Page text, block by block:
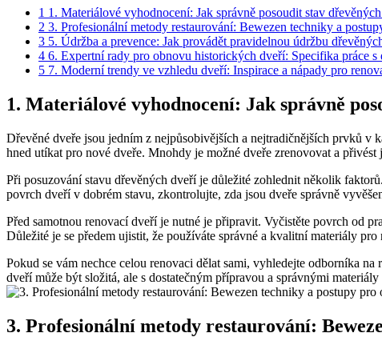
1 1. Materiálové vyhodnocení: Jak správně posoudit stav
2 3. Profesionální metody restaurování: Bewezen techniky a
3 5. Údržba a prevence: Jak provádět pravidelnou údržbu
4 6. Expertní rady pro obnovu historických dveří: Specifika práce
5 7. Moderní trendy ve vzhledu dveří: Inspirace a nápady pro
1. Materiálové vyhodnocení: Jak správně
Dřevěné dveře jsou jedním z nejpůsobivějších a nejtradičnějších prvků v
hned utíkat pro nové dveře. Mnohdy je možné dveře zrenovovat a
Při posuzování stavu dřevěných dveří je důležité zohlednit několik
povrch dveří v dobrém stavu, zkontrolujte, zda jsou dveře správně
Před samotnou renovací dveří je nutné je připravit. Vyčistěte povrch od
Důležité je se předem ujistit, že používáte správné a kvalitní materiály pro
Pokud se vám nechce celou renovaci dělat sami, vyhledejte odborníka
dveří může být složitá, ale s dostatečným přípravou a správnými
3. Profesionální metody restaurování: